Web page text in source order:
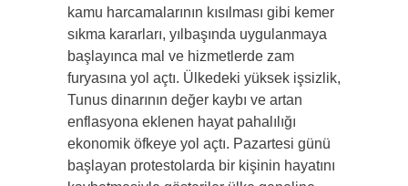
kamu harcamalarının kısılması gibi kemer
sıkma kararları, yılbaşında uygulanmaya
başlayınca mal ve hizmetlerde zam
furyasına yol açtı. Ülkedeki yüksek işsizlik,
Tunus dinarının değer kaybı ve artan
enflasyona eklenen hayat pahalılığı
ekonomik öfkeye yol açtı. Pazartesi günü
başlayan protestolarda bir kişinin hayatını